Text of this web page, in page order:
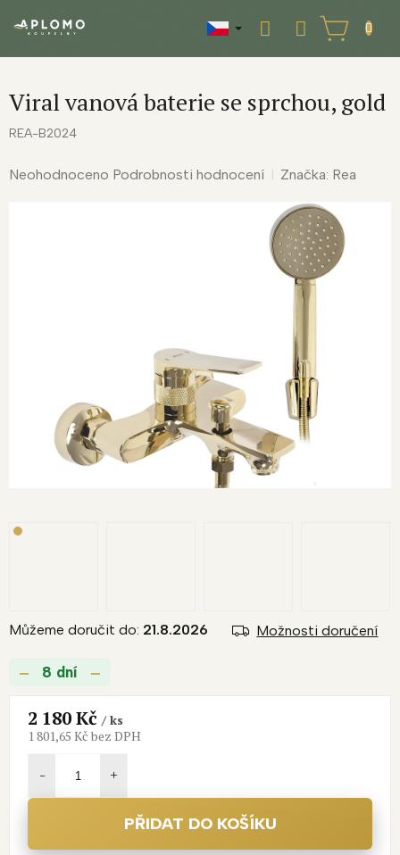
NÁKUPNÍ
KOŠÍK
Viral vanová baterie se sprchou, gold
REA-B2024
Průměrné
Neohodnoceno Podrobnosti hodnocení Značka: Rea
8 dní
Můžeme doručit do: 21.8.2026 Možnosti doručení
2 180 Kč/ ks
1 801,65 Kč bez DPH
PŘIDAT DO KOŠÍKU